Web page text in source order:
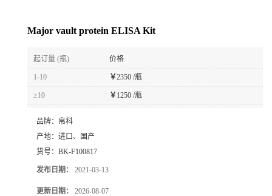
Major vault protein ELISA Kit
起订量 (瓶) 价格
1-10 ￥2350 /瓶
≥10 ￥ 1250 /瓶
品牌： 帛科
产地： 进口、国产
货号： BK-F100817
发布日期： 2021-03-13
更新日期： 2026-08-07